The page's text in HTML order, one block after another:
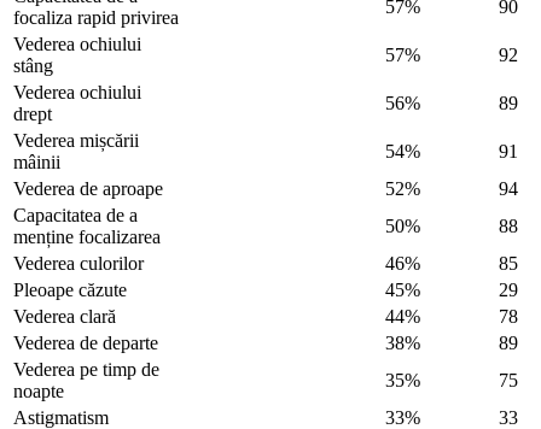
focaliza rapid privirea
57%
90
Vederea ochiului
stâng
57%
92
Vederea ochiului
drept
56%
89
Vederea mișcării
mâinii
54%
91
Vederea de aproape
52%
94
Capacitatea de a
menține focalizarea
50%
88
Vederea culorilor
46%
85
Pleoape căzute
45%
29
Vederea clară
44%
78
Vederea de departe
38%
89
Vederea pe timp de
noapte
35%
75
Astigmatism
33%
33